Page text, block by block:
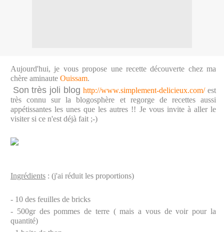
Aujourd'hui, je vous propose une recette découverte chez ma
chère aminaute Ouissam.
Son très joli bloghttp://www.simplement-delicieux.com/est
très connu sur la blogosphère et regorge de recettes aussi
appétissantes les unes que les autres !! Je vous invite à aller le
visiter si ce n'est déjà fait ;-)
Ingrédients : (j'ai réduit les proportions)
- 10 des feuilles de bricks
- 500gr des pommes de terre ( mais a vous de voir pour la
quantité)